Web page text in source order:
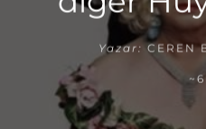
Yazar: CEREN